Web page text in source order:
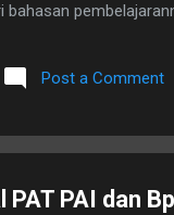
bahasan
ini. I. PILIHAN
D II.URAIAN 1. Judul
Post a Comment
PAT PAI dan